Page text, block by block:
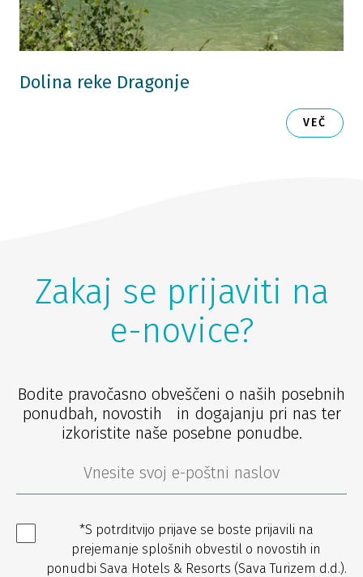
Dolina reke Dragonje
VEČ
Zakaj se prijaviti na
e-novice?
Bodite pravočasno obveščeni o naših posebnih
ponudbah, novostih in dogajanju pri nas ter
izkoristite naše posebne ponudbe.
*S potrditvijo prijave se boste prijavili na
prejemanje splošnih obvestil o novostih in
ponudbi Sava Hotels & Resorts (Sava Turizem d.d.).